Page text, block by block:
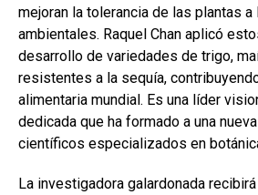
mejoran la tolerancia de las plantas
ambientales. Raquel Chan aplicó
desarrollo de variedades de trigo,
resistentes a la sequía,
alimentaria mundial. Es una líder
dedicada que ha formado a una
científicos especializados en
La investigadora galardonada